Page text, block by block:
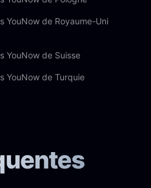
YouNow de Royaume-Uni
YouNow de Suisse
YouNow de Turquie